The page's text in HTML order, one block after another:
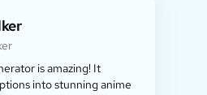
is amazing! It
into stunning anime